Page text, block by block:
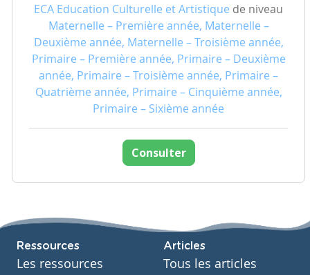
ECA Education Culturelle et Artistique de niveau
Maternelle – Première année, Maternelle –
Deuxième année, Maternelle – Troisième année,
Primaire – Première année, Primaire – Deuxième
année, Primaire – Troisième année, Primaire –
Quatrième année, Primaire – Cinquième année,
Primaire – Sixième année
Consulter
Ressources
Les ressources
Articles
Tous les articles